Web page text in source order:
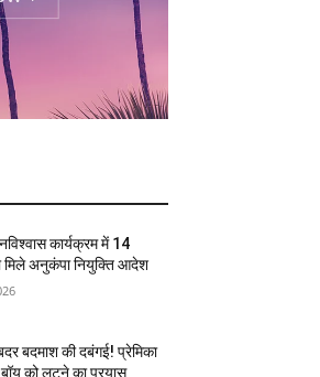
कार्यक्रम में 14
मिले अनुकंपा नियुक्ति आदेश
बदमाश की दबंगई! प्रेमिका
बॉय को लूटने का प्रयास